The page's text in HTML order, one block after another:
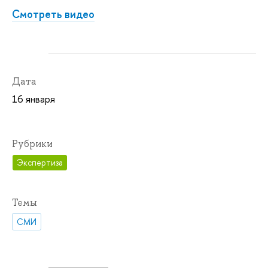
Смотреть видео
Дата
16 января
Рубрики
Экспертиза
Темы
СМИ